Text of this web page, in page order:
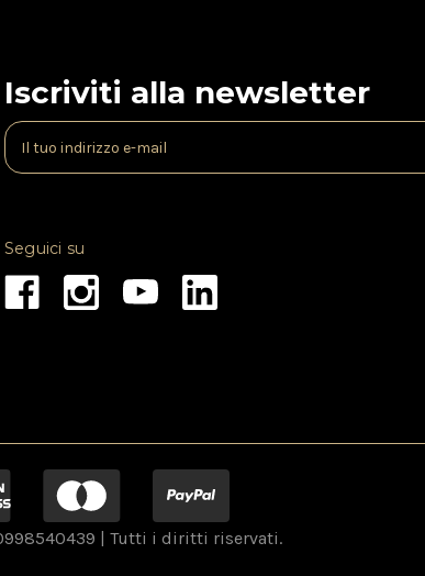
Iscriviti alla newsletter
I
n
i
z
Seguici su
| Tutti i diritti riservati.